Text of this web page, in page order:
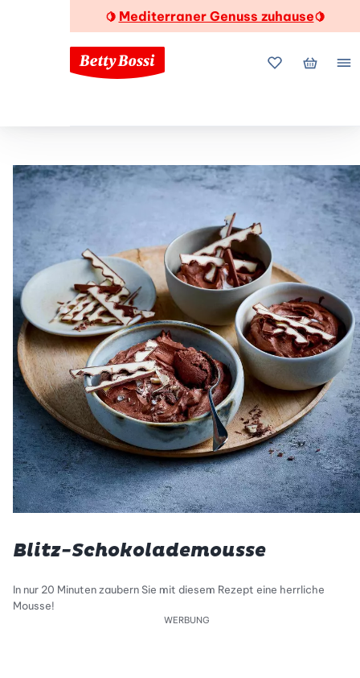
🍋 Mediterraner Genuss zuhause🍋
MeineMein
Blitz-Schokolademousse
In nur 20 Minuten zaubern Sie mit diesem Rezept eine herrliche
Mousse!
WERBUNG